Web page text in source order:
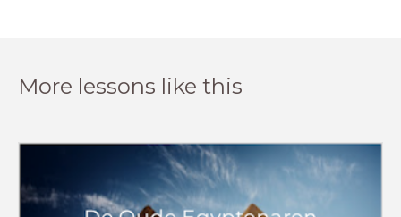
More lessons like this